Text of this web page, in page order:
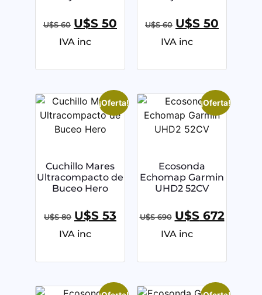
U$S60 U$S 50
IVA inc
U$S60 U$S 50
IVA inc
¡Oferta!
Cuchillo Mares
Ultracompacto de
Buceo Hero
U$S80 U$S 53
IVA inc
¡Oferta!
Ecosonda
Echomap Garmin
UHD2 52CV
U$S690 U$S672
IVA inc